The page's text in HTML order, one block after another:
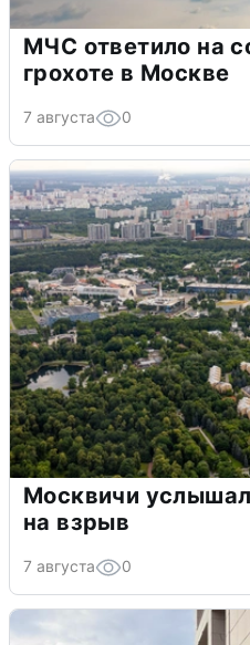
МЧС ответило на
грохоте в Москве
7 августа 0
Москвичи
на взрыв
7 августа 0